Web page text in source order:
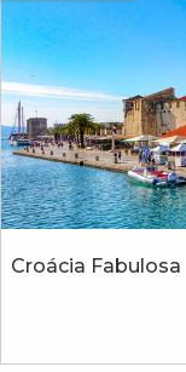
Croácia Fabulosa